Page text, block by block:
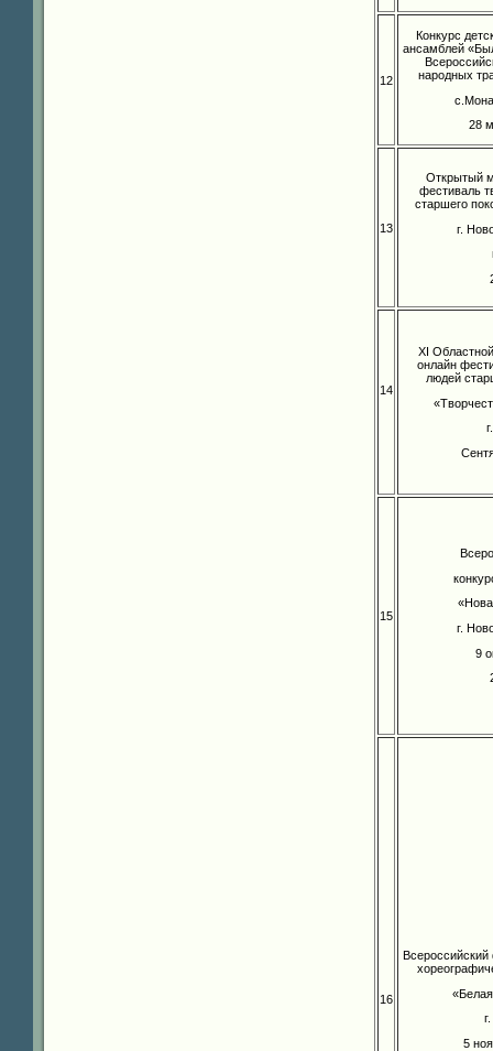
12
Конкурс
ансамблей
народных
28
13
Открытый
фестиваль
старшего
г.
14
XI
онлайн
людей
15
г.
9
16
Всероссийский
5